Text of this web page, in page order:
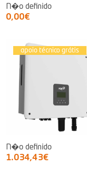
N�o definido
0,00€
apoio técnico grátis
N�o definido
1.034,43€